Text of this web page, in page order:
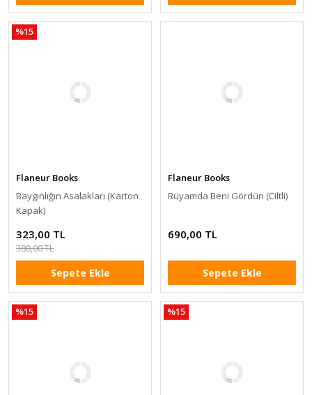
%15
Flaneur Books
Baygınlığın Asalakları (Karton
Kapak)
323,00 TL
380,00 TL
Sepete Ekle
Flaneur Books
Rüyamda Beni Gördün (Ciltli)
690,00 TL
Sepete Ekle
%15 %15